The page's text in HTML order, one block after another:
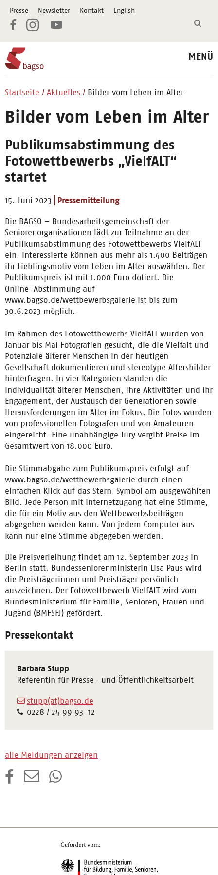
Presse Newsletter Kontakt English
MENÜ
Startseite Aktuelles Bilder vom Leben im Alter
Bilder vom Leben im Alter
Publikumsabstimmung des
Fotowettbewerbs „VielfALT“
startet
15. Juni 2023 Pressemitteilung
Die BAGSO – Bundesarbeitsgemeinschaft der
Seniorenorganisationen lädt zur Teilnahme an der
Publikumsabstimmung des Fotowettbewerbs VielfALT
ein. Interessierte können aus mehr als 1.400 Beiträgen
ihr Lieblingsmotiv vom Leben im Alter auswählen. Der
Publikumspreis ist mit 1.000 Euro dotiert. Die
Online-Abstimmung auf
www.bagso.de/wettbewerbsgalerie ist bis zum
30.6.2023 möglich.
Im Rahmen des Fotowettbewerbs VielfALT wurden von
Januar bis Mai Fotografien gesucht, die die Vielfalt und
Potenziale älterer Menschen in der heutigen
Gesellschaft dokumentieren und stereotype Altersbilder
hinterfragen. In vier Kategorien standen die
Individualität älterer Menschen, ihre Aktivitäten und ihr
Engagement, der Austausch der Generationen sowie
Herausforderungen im Alter im Fokus. Die Fotos wurden
von professionellen Fotografen und von Amateuren
eingereicht. Eine unabhängige Jury vergibt Preise im
Gesamtwert von 18.000 Euro.
Die Stimmabgabe zum Publikumspreis erfolgt auf
www.bagso.de/wettbewerbsgalerie durch einen
einfachen Klick auf das Stern-Symbol am ausgewählten
Bild. Jede Person mit Internetzugang hat eine Stimme,
die für ein Motiv aus den Wettbewerbsbeiträgen
abgegeben werden kann. Von jedem Computer aus
kann nur eine Stimme abgegeben werden.
Die Preisverleihung findet am 12. September 2023 in
Berlin statt. Bundesseniorenministerin Lisa Paus wird
die Preisträgerinnen und Preisträger persönlich
auszeichnen. Der Fotowettbewerb VielfALT wird vom
Bundesministerium für Familie, Senioren, Frauen und
Jugend (BMFSFJ) gefördert.
Pressekontakt
Barbara Stupp
Referentin für Presse- und Öffentlichkeitsarbeit
stupp(at)bagso.de
0228 / 24 99 93-12
alle Meldungen anzeigen